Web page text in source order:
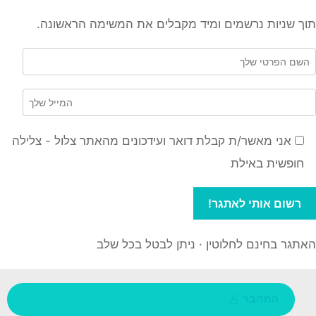
תוך שניות נרשמים ומיד מקבלים את המשימה הראשונה.
אני מאשר/ת קבלת דואר ועידכונים מהאתר צלול - צלילה
חופשית באילת
האתגר בחינם לחלוטין · ניתן לבטל בכל שלב